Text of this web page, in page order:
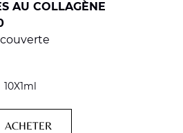
AU COLLAGÈNE
10X1ml
ACHETER